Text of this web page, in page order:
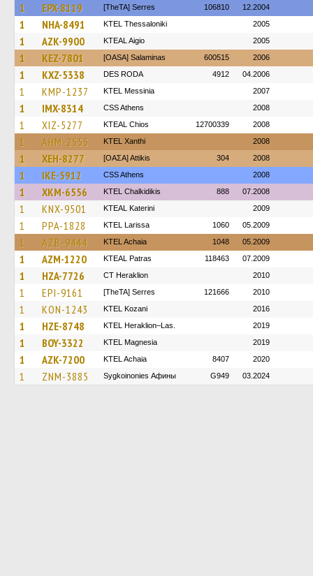
1 EPX-8119 [TheTA] Serres 106810 12.2004
1 NHA-8491 KTEL Thessaloniki 2005
1 AZK-9900 KTEAL Aigio 2005
1 KEZ-7801 [OASA] Salaminas 600515 2006
1 KXZ-5338 DES RODA 4912 04.2006
1 KMP-1237 KTEL Messinia 2007
1 IMX-8314 CSS Athens 2008
1 XIZ-5277 KTEAL Chios 12700339 2008
1 AHM-2555 KTEL Xanthi 2008
1 XEH-8277 [ΟΑΣΑ] Αttikis 304 2008
1 IKE-5912 CSS Athens 2008
1 XKM-6556 ΚΤΕL Chalkidikis 888 07.2008
1 KNX-9501 KTEAL Katerini 2009
1 PPA-1828 KTEL Larissa 1060 05.2009
1 AZB-9444 KTEL Achaia 1048 05.2009
1 AZM-1220 KTEAL Patras 118463 07.2009
1 HZA-7726 CT Heraklion 2010
1 EPI-9161 [TheTA] Serres 121666 2010
1 KON-1243 ΚΤΕL Kozani 2016
1 HZE-8748 KTEL Heraklion–Las. 2019
1 BOY-3322 ΚΤΕL Magnesia 2019
1 AZK-7200 KTEL Achaia 8407 2020
1 ZNM-3885 Sygkoinonies Афины G949 03.2024